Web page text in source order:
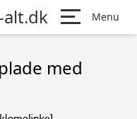
alt.dk Menu
med